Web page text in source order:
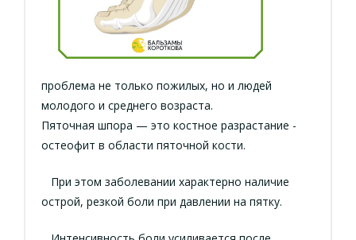
проблема не только пожилых, но и людей
молодого и среднего возраста.
Пяточная шпора — это костное разрастание -
остеофит в области пяточной кости.
При этом заболевании характерно наличие
острой, резкой боли при давлении на пятку.